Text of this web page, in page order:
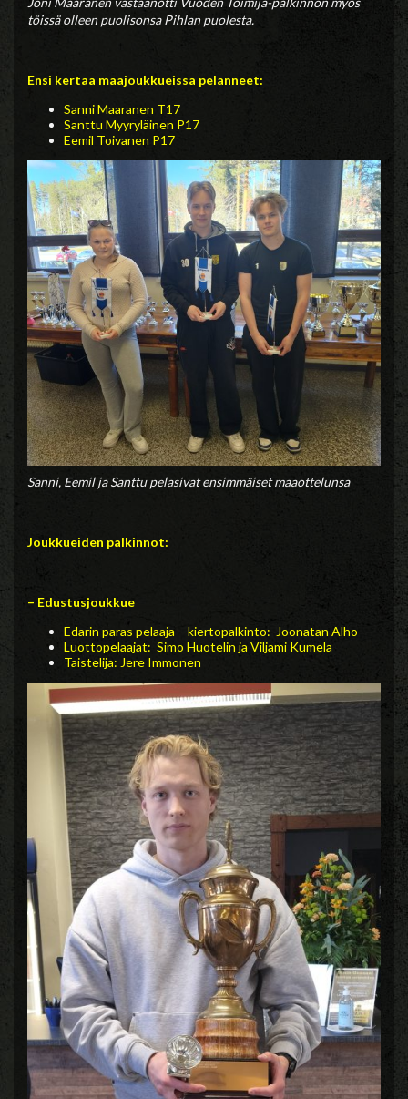
töissä olleen puolisonsa Pihlan puolesta.
Ensi kertaa maajoukkueissa pelanneet:
Sanni Maaranen T17
Santtu Myyryläinen P17
Eemil Toivanen P17
Sanni, Eemil ja Santtu pelasivat ensimmäiset maaottelunsa
Joukkueiden palkinnot:
– Edustusjoukkue
Edarin paras pelaaja – kiertopalkinto: Joonatan Alho–
Luottopelaajat: Simo Huotelin ja Viljami Kumela
Taistelija: Jere Immonen